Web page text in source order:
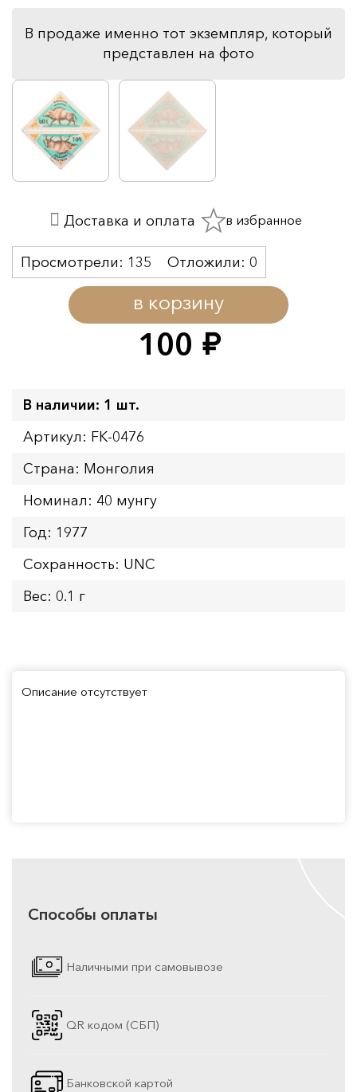
В продаже именно тот экземпляр, который
представлен на фото
100 руб.
в корзину
Просмотрели: 135 Отложили: 0
Доставка и оплата в избранное
В наличии: 1 шт.
Артикул: FK-0476
Страна: Монголия
Номинал: 40 мунгу
Год: 1977
Сохранность: UNC
Вес: 0.1 г
Описание отсутствует
Способы оплаты
Наличными при самовывозе
QR кодом (СБП)
Банковской картой